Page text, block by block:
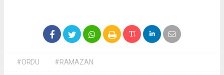
#ORDU #RAMAZAN